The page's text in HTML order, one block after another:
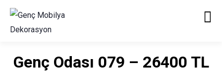
Genç Odası 079 – 26400 TL